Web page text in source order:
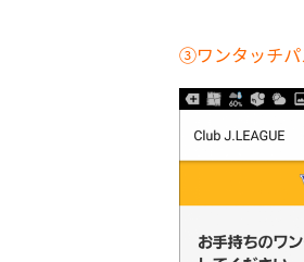
③ワンタッチパ